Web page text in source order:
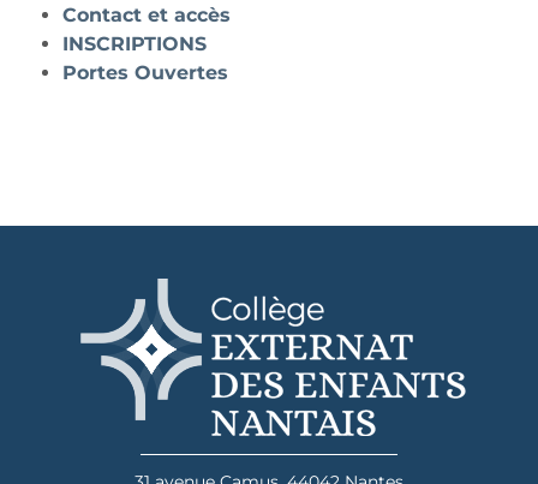
Contact et accès
INSCRIPTIONS
Portes Ouvertes